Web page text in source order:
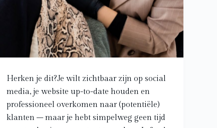
Herken je dit?Je wilt zichtbaar zijn op social
media, je website up-to-date houden en
professioneel overkomen naar (potentiële)
klanten – maar je hebt simpelweg geen tijd